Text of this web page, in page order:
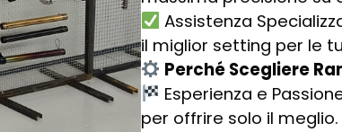
Assistenza
il miglior setting per le
Perché Scegliere
Esperienza e
per offrire solo il meglio.